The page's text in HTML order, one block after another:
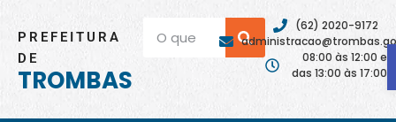
PREFEITURA
DE
TROMBAS
(62) 2020-9172
08:00 às 12:00 e
das 13:00 às 17:00